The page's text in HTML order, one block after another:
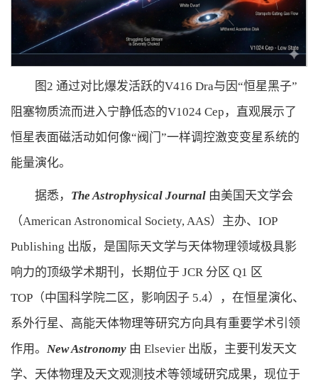
图2 通过对比爆发活跃的V416 Dra与因“恒星黑子”
阻塞物质流而进入宁静低态的V1024 Cep，直观展示了
恒星表面磁活动如何像“阀门”一样调控激变变星系统的
能量演化。
据悉， The Astrophysical Journal 由美国天文学会
（American Astronomical Society, AAS）主办、IOP
Publishing 出版，是国际天文学与天体物理领域极具影
响力的顶级学术期刊，长期位于 JCR 分区 Q1 区
TOP（中国科学院二区，影响因子 5.4），在恒星演化、
系外行星、高能天体物理等研究方向具有重要学术引领
作用。 New Astronomy 由 Elsevier 出版，主要刊发天文
学、天体物理及天文观测技术等领域研究成果，现位于